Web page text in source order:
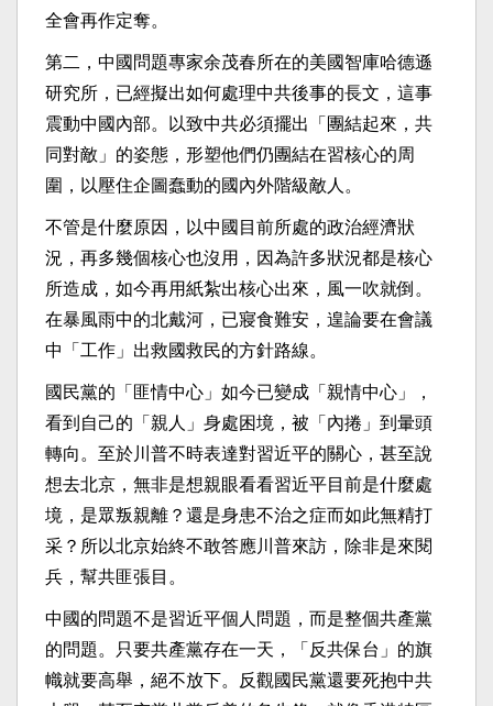
全會再作定奪。
第二，中國問題專家余茂春所在的美國智庫哈德遜
研究所，已經擬出如何處理中共後事的長文，這事
震動中國內部。以致中共必須擺出「團結起來，共
同對敵」的姿態，形塑他們仍團結在習核心的周
圍，以壓住企圖蠢動的國內外階級敵人。
不管是什麼原因，以中國目前所處的政治經濟狀
況，再多幾個核心也沒用，因為許多狀況都是核心
所造成，如今再用紙紮出核心出來，風一吹就倒。
在暴風雨中的北戴河，已寢食難安，遑論要在會議
中「工作」出救國救民的方針路線。
國民黨的「匪情中心」如今已變成「親情中心」，
看到自己的「親人」身處困境，被「內捲」到暈頭
轉向。至於川普不時表達對習近平的關心，甚至說
想去北京，無非是想親眼看看習近平目前是什麼處
境，是眾叛親離？還是身患不治之症而如此無精打
采？所以北京始終不敢答應川普來訪，除非是來閱
兵，幫共匪張目。
中國的問題不是習近平個人問題，而是整個共產黨
的問題。只要共產黨存在一天，「反共保台」的旗
幟就要高舉，絕不放下。反觀國民黨還要死抱中共